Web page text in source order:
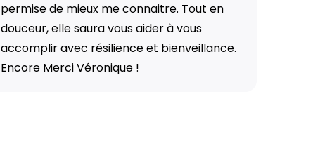
permise de mieux me connaitre. Tout en
douceur, elle saura vous aider à vous
accomplir avec résilience et bienveillance.
Encore Merci Véronique !